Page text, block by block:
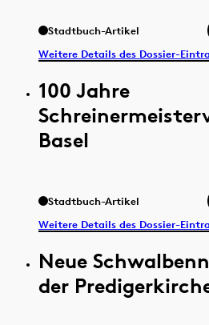
Stadtbuch-Artikel
Weitere Details des Dossier-
100 Jahre
Basel
Stadtbuch-Artikel
Weitere Details des Dossier-
Neue
der